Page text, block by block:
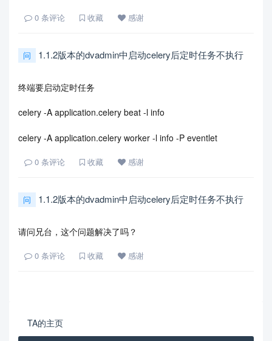
0 条评论 收藏 感谢
问 1.1.2版本的dvadmin中启动celery后定时任务不执行
终端要启动定时任务
celery -A application.celery beat -l info
celery -A application.celery worker -l info -P eventlet
0 条评论 收藏 感谢
问 1.1.2版本的dvadmin中启动celery后定时任务不执行
请问兄台，这个问题解决了吗？
0 条评论 收藏 感谢
TA的主页